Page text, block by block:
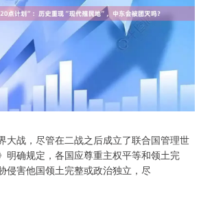
大战，尽管在二战之后成立了联合国管理世
明确规定，各国应尊重主权平等和领土完
侵害他国领土完整或政治独立，尽